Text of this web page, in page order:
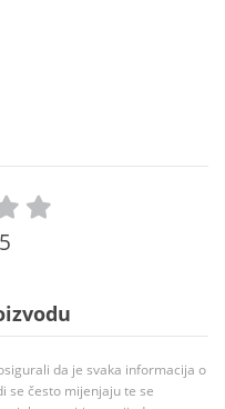
da je svaka informacija o
se često mijenjaju te se